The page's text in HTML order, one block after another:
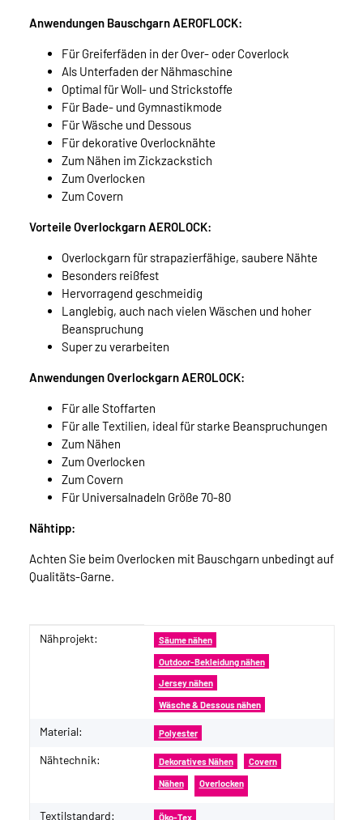
Anwendungen Bauschgarn AEROFLOCK:
Für Greiferfäden in der Over- oder Coverlock
Als Unterfaden der Nähmaschine
Optimal für Woll- und Strickstoffe
Für Bade- und Gymnastikmode
Für Wäsche und Dessous
Für dekorative Overlocknähte
Zum Nähen im Zickzackstich
Zum Overlocken
Zum Covern
Vorteile Overlockgarn AEROLOCK:
Overlockgarn für strapazierfähige, saubere Nähte
Besonders reißfest
Hervorragend geschmeidig
Langlebig, auch nach vielen Wäschen und hoher
Beanspruchung
Super zu verarbeiten
Anwendungen Overlockgarn AEROLOCK:
Für alle Stoffarten
Für alle Textilien, ideal für starke Beanspruchungen
Zum Nähen
Zum Overlocken
Zum Covern
Für Universalnadeln Größe 70-80
Nähtipp:
Achten Sie beim Overlocken mit Bauschgarn unbedingt auf
Qualitäts-Garne.
Produkteigenschaft
Wert
Nähprojekt: Säume nähen
Outdoor-Bekleidung nähen
Jersey nähen
Wäsche & Dessous nähen
Material: Polyester
Nähtechnik: Dekoratives Nähen Covern
Nähen Overlocken
Textilstandard: Öko-Tex